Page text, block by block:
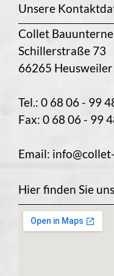
Unsere
Collet
Schillerstraße 73
66265 Heusweiler
Tel.: 0 68 06 - 99
Fax: 0 68 06 - 99
Email:
Hier finden Sie uns